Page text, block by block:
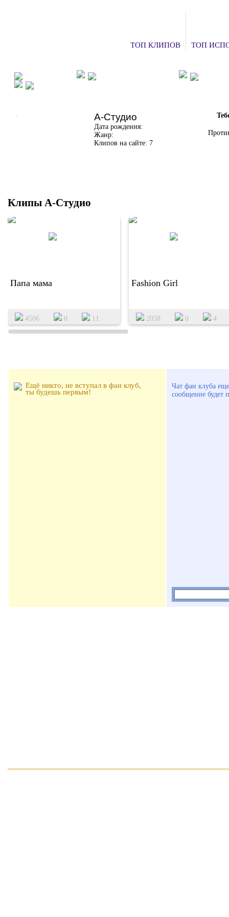
ТОП КЛИПОВ ТОП
А-Студио
Дата рождения:
Жанр:
Клипов на сайте: 7
Клипы А-Студио
Папа мама
4506 0 11
Fashion Girl
2058 0 4
Ещё никто, не вступал в фан клуб,
ты будешь первым!
Чат фан клуба
сообщение будет